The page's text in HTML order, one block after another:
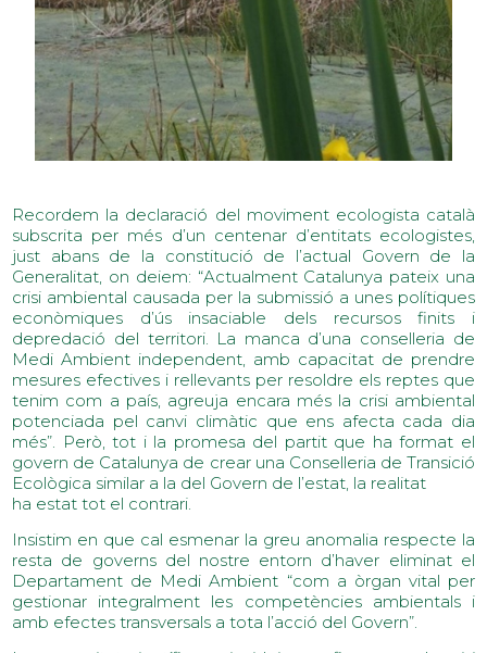
Recordem la declaració del moviment ecologista català
subscrita per més d’un centenar d’entitats ecologistes,
just abans de la constitució de l’actual Govern de la
Generalitat, on deiem: “Actualment Catalunya pateix una
crisi ambiental causada per la submissió a unes polítiques
econòmiques d’ús insaciable dels recursos finits i
depredació del territori. La manca d’una conselleria de
Medi Ambient independent, amb capacitat de prendre
mesures efectives i rellevants per resoldre els reptes que
tenim com a país, agreuja encara més la crisi ambiental
potenciada pel canvi climàtic que ens afecta cada dia
més”. Però, tot i la promesa del partit que ha format el
govern de Catalunya de crear una Conselleria de Transició
Ecològica similar a la del Govern de l’estat, la realitat
ha estat tot el contrari.
Insistim en que cal esmenar la greu anomalia respecte la
resta de governs del nostre entorn d’haver eliminat el
Departament de Medi Ambient “com a òrgan vital per
gestionar integralment les competències ambientals i
amb efectes transversals a tota l’acció del Govern”.